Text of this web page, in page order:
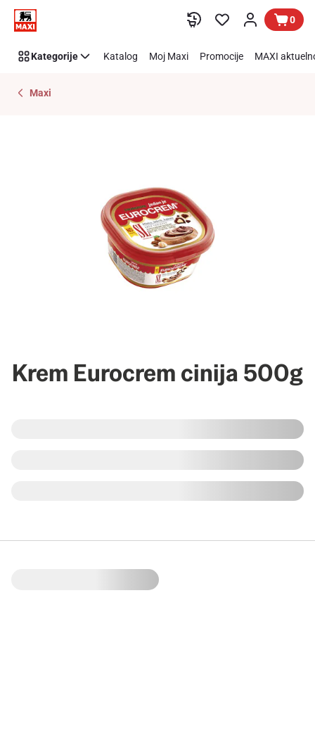
Preskoči link 0
Kategorije Katalog Moj Maxi Promocije MAXI
Maxi
Krem Eurocrem cinija 500g